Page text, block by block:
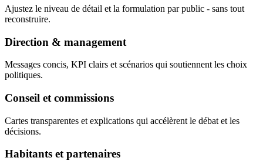
Ajustez le niveau de détail et la formulation par public - sans tout
reconstruire.
Direction & management
Messages concis, KPI clairs et scénarios qui soutiennent les choix
politiques.
Conseil et commissions
Cartes transparentes et explications qui accélèrent le débat et les
décisions.
Habitants et partenaires